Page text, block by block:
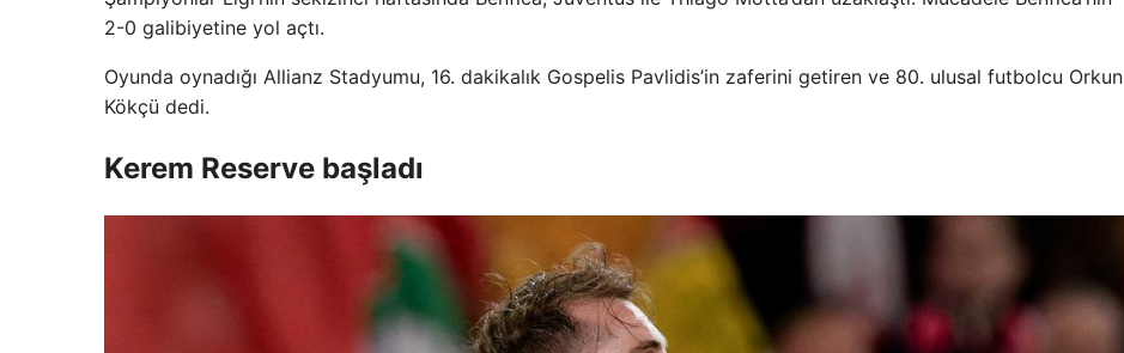
2-0 galibiyetine yol açtı.
Oyunda oynadığı Allianz Stadyumu, 16. dakikalık Gospelis Pavlidis’in zaferini getiren ve 80. ulusal futbolcu Orkun
Kökçü dedi.
Kerem Reserve başladı